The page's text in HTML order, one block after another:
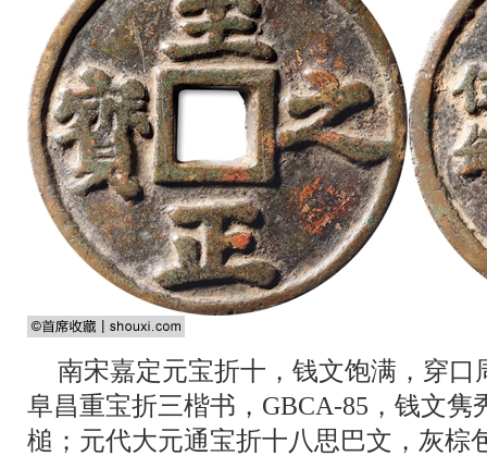
南宋嘉定元宝折十，钱文饱满，穿口
阜昌重宝折三楷书，GBCA-85，钱文隽
槌；元代大元通宝折十八思巴文，灰棕